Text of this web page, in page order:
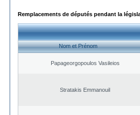
Remplacements de députés pendant la
Nom et Prénom
Papageorgopoulos Vasileios
Stratakis Emmanouil